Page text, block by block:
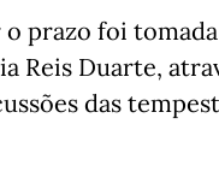
prazo foi
Reis Duarte,
das